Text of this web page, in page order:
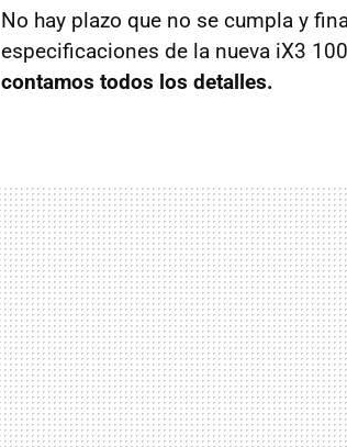
No hay plazo que no se cumpla y
especificaciones de la nueva iX3
contamos todos los detalles.